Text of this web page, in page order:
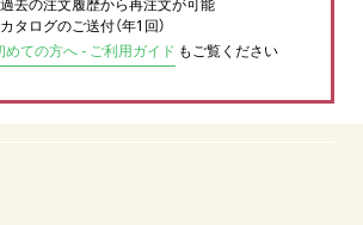
過去の注文履歴から再注文が可能
カタログのご送付（年1回）
めての方へ - ご利用ガイド もご覧ください